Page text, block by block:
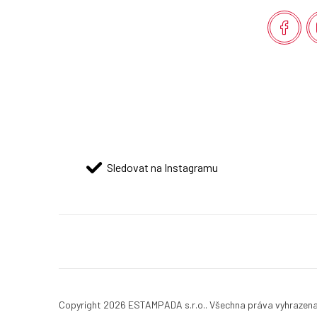
Sledovat na Instagramu
Copyright 2026 ESTAMPADA s.r.o.. Všechna práva